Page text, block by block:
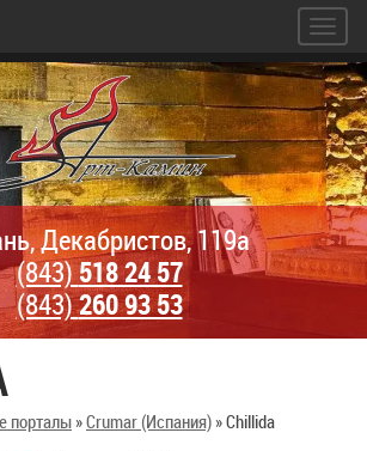
Декабристов, 119а
(843)518 24 57
(843)260 93 53
порталы»Crumar (Испания)»Chillida